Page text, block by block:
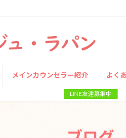
メインカウンセラー紹介 よく
LINE友達募集中